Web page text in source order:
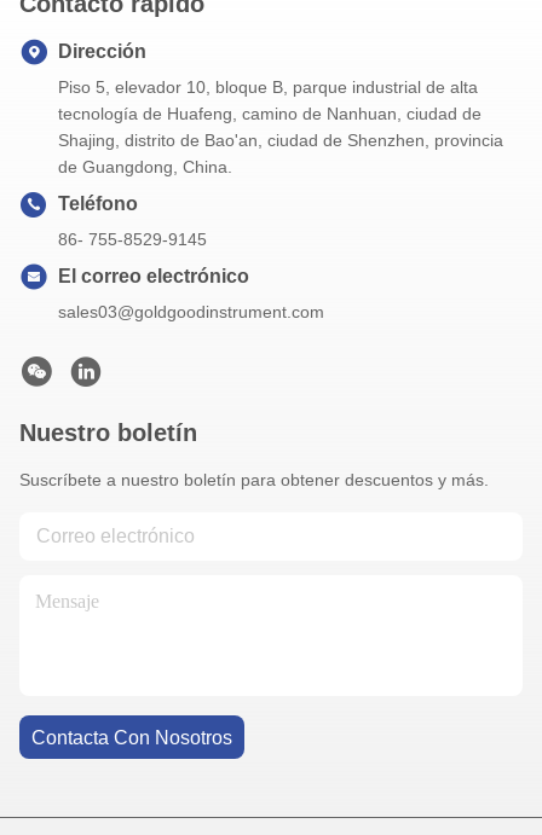
Dirección
Piso 5, elevador 10, bloque B, parque industrial de alta
tecnología de Huafeng, camino de Nanhuan, ciudad de
Shajing, distrito de Bao'an, ciudad de Shenzhen, provincia
de Guangdong, China.
Teléfono
86- 755-8529-9145
El correo electrónico
sales03@goldgoodinstrument.com
Nuestro boletín
Suscríbete a nuestro boletín para obtener descuentos y más.
Contacta Con Nosotros